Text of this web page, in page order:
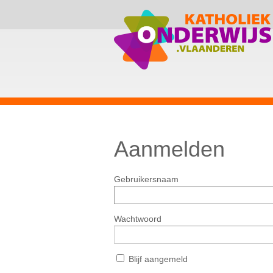
Aanmelden
Gebruikersnaam
Wachtwoord
Blijf aangemeld